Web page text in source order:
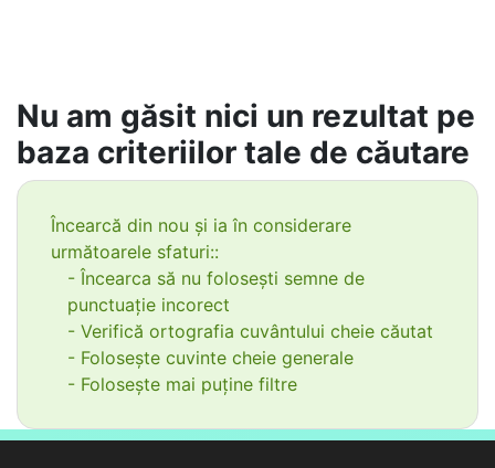
Nu am găsit nici un rezultat pe
baza criteriilor tale de căutare
Încearcă din nou și ia în considerare
următoarele sfaturi::
- Încearca să nu folosești semne de
punctuație incorect
- Verifică ortografia cuvântului cheie căutat
- Folosește cuvinte cheie generale
- Folosește mai puține filtre